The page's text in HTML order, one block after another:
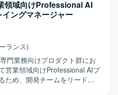
領域向けProfessional AI
ングマネージャー
ランス)
門業務向けプロダクト群にお
営業領域向けProfessional AIプ
ため、開発チームをリードで